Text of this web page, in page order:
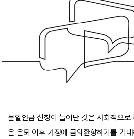
분할연금 신청이 늘어난 것은 사회적으로
은 은퇴 이후 가정에 금의환향하기를 기